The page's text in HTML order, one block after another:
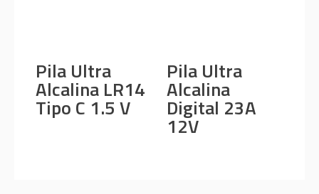
Pila Ultra
Alcalina LR14
Tipo C 1.5 V
Pila Ultra
Alcalina
Digital 23A
12V